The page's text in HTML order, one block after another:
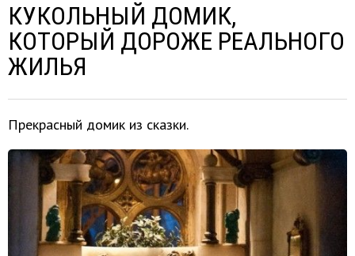
КУКОЛЬНЫЙ ДОМИК,
КОТОРЫЙ ДОРОЖЕ РЕАЛЬНОГО
ЖИЛЬЯ
Прекрасный домик из сказки.